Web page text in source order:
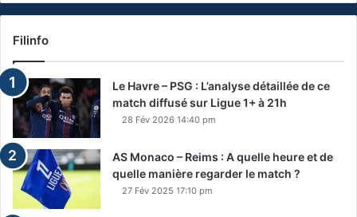
Filinfo
Le Havre – PSG : L’analyse détaillée de ce
match diffusé sur Ligue 1+ à 21h
28 Fév 2026 14:40 pm
AS Monaco – Reims : A quelle heure et de
quelle manière regarder le match ?
27 Fév 2025 17:10 pm